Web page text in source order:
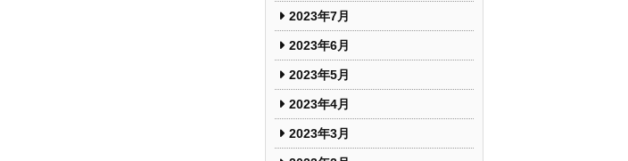
2023年7月
2023年6月
2023年5月
2023年4月
2023年3月